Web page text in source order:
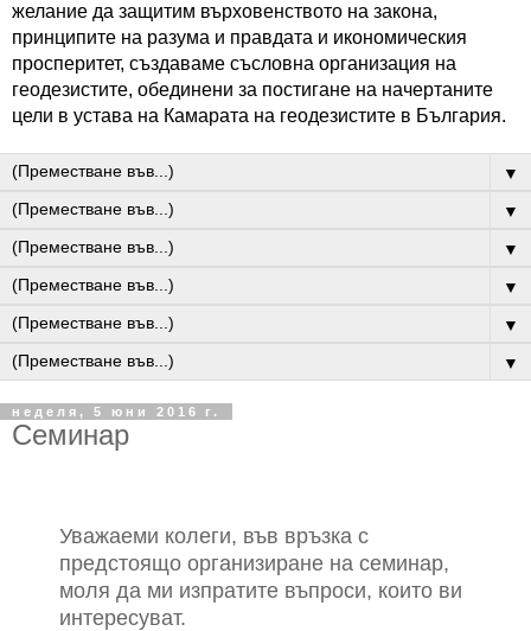
желание да защитим върховенството на закона,
принципите на разума и правдата и икономическия
просперитет, създаваме съсловна организация на
геодезистите, обединени за постигане на начертаните
цели в устава на Камарата на геодезистите в България.
▼
▼
▼
▼
▼
▼
неделя, 5 юни 2016 г.
Семинар
Уважаеми колеги, във връзка с
предстоящо организиране на семинар,
моля да ми изпратите въпроси, които ви
интересуват.